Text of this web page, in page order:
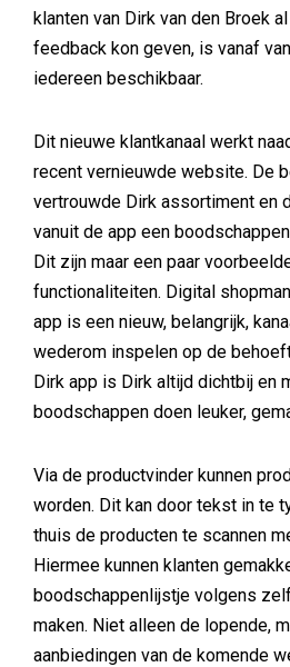
klanten van Dirk van den Broek
feedback kon geven, is vanaf
iedereen beschikbaar.
Dit nieuwe klantkanaal werkt
recent vernieuwde website. De
vertrouwde Dirk assortiment en
vanuit de app een
Dit zijn maar een paar
functionaliteiten. Digital
app is een nieuw, belangrijk,
wederom inspelen op de
Dirk app is Dirk altijd dichtbij en
boodschappen doen leuker,
Via de productvinder kunnen
worden. Dit kan door tekst in te
thuis de producten te scannen
Hiermee kunnen klanten
boodschappenlijstje volgens
maken. Niet alleen de lopende,
aanbiedingen van de komende